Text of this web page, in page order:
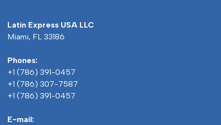
Latin Express USA LLC
Miami, FL 33186
Phones:
+1 (786) 391-0457
+1 (786) 307-7587
+1 (786) 391-0457
E-mail: